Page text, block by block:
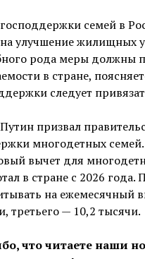
семей в
улучшение жилищных
рода меры должны
в стране,
следует
призвал
многодетных семей.
вычет для
в стране с 2026
на ежемесячный
третьего — 10,2 тысячи.
что читаете наши